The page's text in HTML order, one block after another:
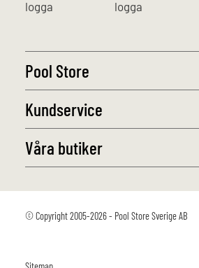
Pool Store
Kundservice
Våra butiker
© Copyright 2005-2026 - Pool Store Sverige AB